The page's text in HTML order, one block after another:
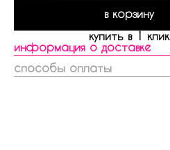
в корзину
купить в 1 клик
информация о доставке
способы оплаты